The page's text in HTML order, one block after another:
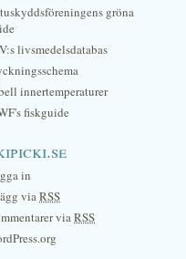
gröna
livsmedelsdatabas
innertemperaturer
fiskguide
in
viaRSS
viaRSS